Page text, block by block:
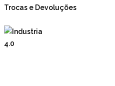
Trocas e Devoluções